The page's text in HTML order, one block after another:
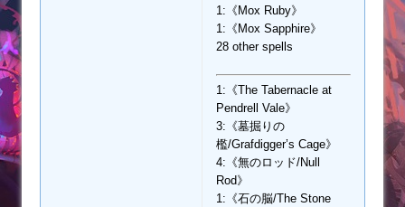
1:《Mox Ruby》
1:《Mox Sapphire》
28 other spells
1:《The Tabernacle at
Pendrell Vale》
3:《墓掘りの
檻/Grafdigger’s Cage》
4:《無のロッド/Null
Rod》
1:《石の脳/The Stone